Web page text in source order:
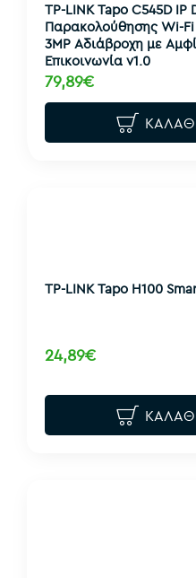
TP-LINK Tapo C545D IP
Παρακολούθησης Wi-Fi
3MP Αδιάβροχη με
Επικοινωνία v1.0
79,89€
TP-LINK Tapo H100
24,89€